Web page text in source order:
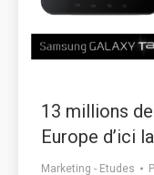
13 millions
Europe d’ici
Marketing - Etudes